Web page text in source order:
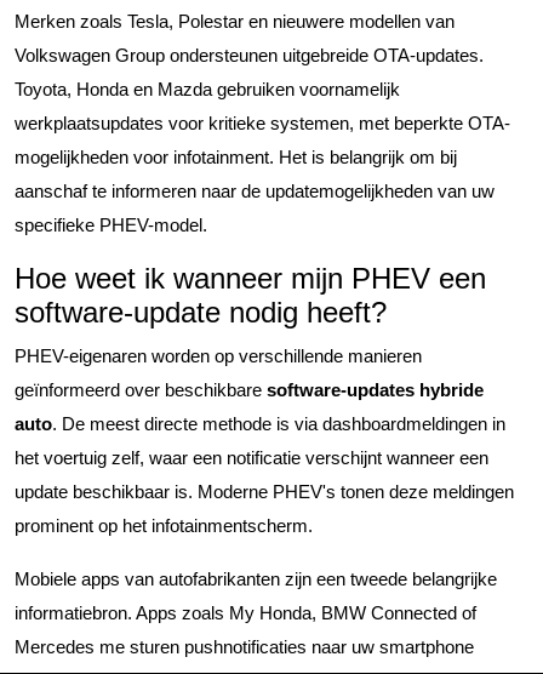
Merken zoals Tesla, Polestar en nieuwere modellen van
Volkswagen Group ondersteunen uitgebreide OTA-updates.
Toyota, Honda en Mazda gebruiken voornamelijk
werkplaatsupdates voor kritieke systemen, met beperkte OTA-
mogelijkheden voor infotainment. Het is belangrijk om bij
aanschaf te informeren naar de updatemogelijkheden van uw
specifieke PHEV-model.
Hoe weet ik wanneer mijn PHEV een
software-update nodig heeft?
PHEV-eigenaren worden op verschillende manieren
geïnformeerd over beschikbare software-updates hybride
auto. De meest directe methode is via dashboardmeldingen in
het voertuig zelf, waar een notificatie verschijnt wanneer een
update beschikbaar is. Moderne PHEV's tonen deze meldingen
prominent op het infotainmentscherm.
Mobiele apps van autofabrikanten zijn een tweede belangrijke
informatiebron. Apps zoals My Honda, BMW Connected of
Mercedes me sturen pushnotificaties naar uw smartphone